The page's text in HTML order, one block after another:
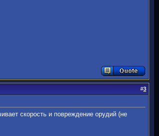
#3
скорость и повреждение орудий (не